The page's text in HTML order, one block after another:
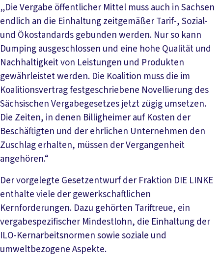
„Die Vergabe öffentlicher Mittel muss auch in Sachsen
endlich an die Einhaltung zeitgemäßer Tarif-, Sozial-
und Ökostandards gebunden werden. Nur so kann
Dumping ausgeschlossen und eine hohe Qualität und
Nachhaltigkeit von Leistungen und Produkten
gewährleistet werden. Die Koalition muss die im
Koalitionsvertrag festgeschriebene Novellierung des
Sächsischen Vergabegesetzes jetzt zügig umsetzen.
Die Zeiten, in denen Billigheimer auf Kosten der
Beschäftigten und der ehrlichen Unternehmen den
Zuschlag erhalten, müssen der Vergangenheit
angehören.“
Der vorgelegte Gesetzentwurf der Fraktion DIE LINKE
enthalte viele der gewerkschaftlichen
Kernforderungen. Dazu gehörten Tariftreue, ein
vergabespezifischer Mindestlohn, die Einhaltung der
ILO-Kernarbeitsnormen sowie soziale und
umweltbezogene Aspekte.